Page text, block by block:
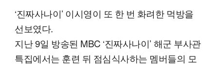
‘진짜사나이’ 이시영이 또 한 번 화려한 먹방을
선보였다.
지난 9일 방송된 MBC ‘진짜사나이’ 해군 부사관
특집에서는 훈련 뒤 점심식사하는 멤버들의 모